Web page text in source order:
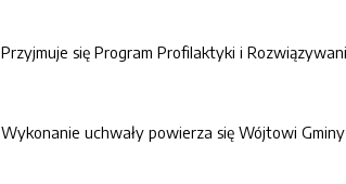
Przyjmuje się Program Profilaktyki i
Wykonanie uchwały powierza się Wójtowi